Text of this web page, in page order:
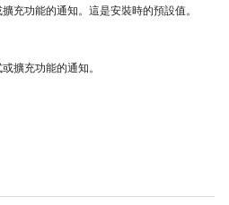
充功能的通知。這是安裝時的預設值。
擴充功能的通知。